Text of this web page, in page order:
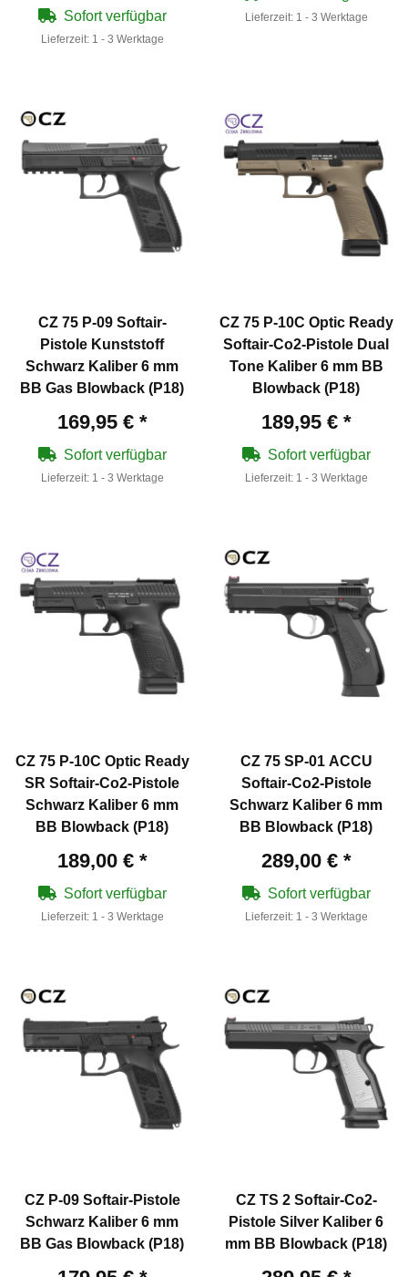
Sofort verfügbar
Lieferzeit: 1 - 3 Werktage
Lieferzeit: 1 - 3 Werktage
CZ 75 P-09 Softair-
Pistole Kunststoff
Schwarz Kaliber 6 mm
BB Gas Blowback (P18)
169,95 € *
Sofort verfügbar
Lieferzeit: 1 - 3 Werktage
CZ 75 P-10C Optic Ready
Softair-Co2-Pistole Dual
Tone Kaliber 6 mm BB
Blowback (P18)
189,95 € *
Sofort verfügbar
Lieferzeit: 1 - 3 Werktage
CZ 75 P-10C Optic Ready
SR Softair-Co2-Pistole
Schwarz Kaliber 6 mm
BB Blowback (P18)
189,00 € *
Sofort verfügbar
Lieferzeit: 1 - 3 Werktage
CZ 75 SP-01 ACCU
Softair-Co2-Pistole
Schwarz Kaliber 6 mm
BB Blowback (P18)
289,00 € *
Sofort verfügbar
Lieferzeit: 1 - 3 Werktage
CZ P-09 Softair-Pistole
Schwarz Kaliber 6 mm
BB Gas Blowback (P18)
CZ TS 2 Softair-Co2-
Pistole Silver Kaliber 6
mm BB Blowback (P18)